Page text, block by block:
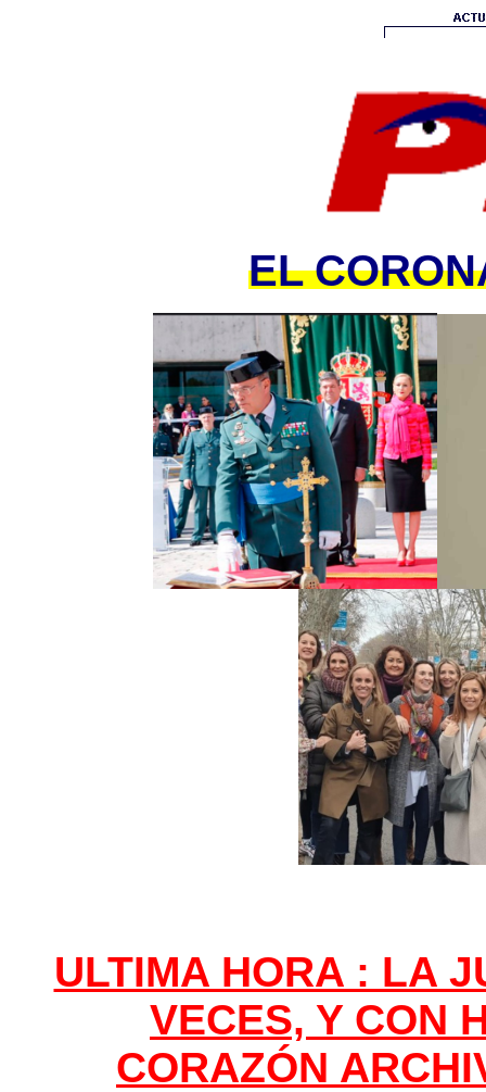
EL
ULTIMA HORA : LA
VECES, Y CON
CORAZÓN